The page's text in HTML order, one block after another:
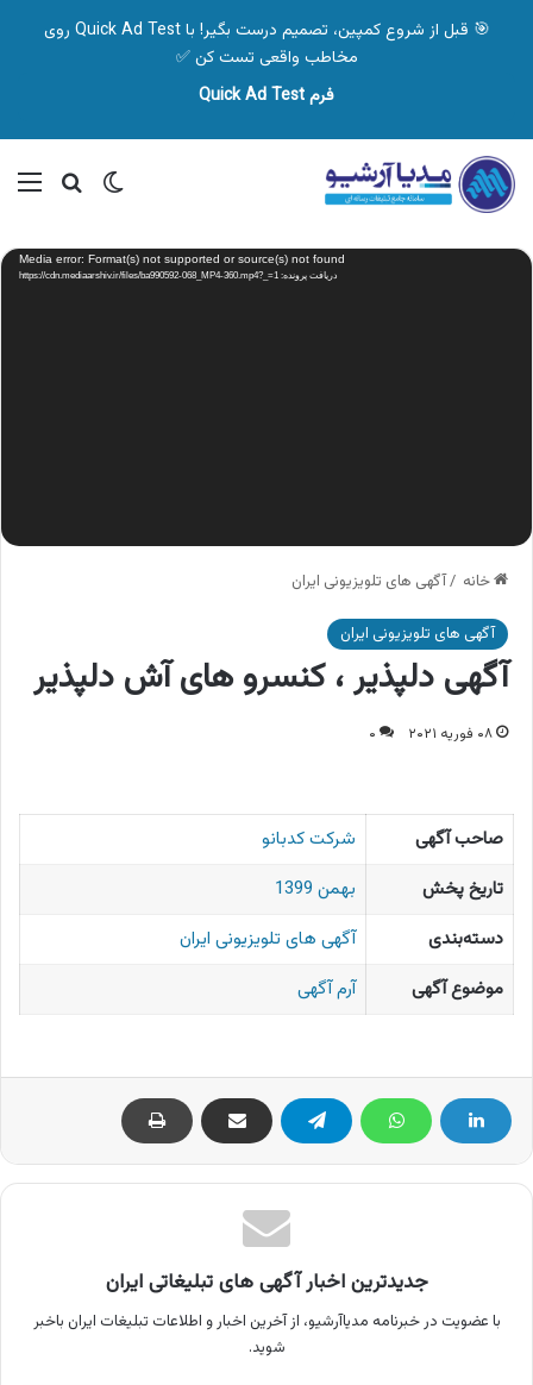
🎯 قبل از شروع کمپین، تصمیم درست بگیر! با Quick Ad Test روی
مخاطب واقعی تست کن ✅
فرم Quick Ad Test
تغییر پوسته
نمایشگر
ویدیو Media error: Format(s) not supported or source(s) not found
دریافت پرونده: https://cdn.mediaarshiv.ir/files/ba990592-068_MP4-360.mp4?_=1
خانه /آگهی های تلویزیونی ایران
آگهی های تلویزیونی ایران
آگهی دلپذیر ، کنسرو های آش دلپذیر
۰۸ فوریه ۲۰۲۱ ۰
صاحب آگهی
شرکت کدبانو
تاریخ پخش
بهمن 1399
دسته‌بندی
آگهی های تلویزیونی ایران
موضوع آگهی
آرم آگهی
جدیدترین اخبار آگهی های تبلیغاتی ایران
با عضویت در خبرنامه مدیاآرشیو، از آخرین اخبار و اطلاعات تبلیغات ایران باخبر
شوید.